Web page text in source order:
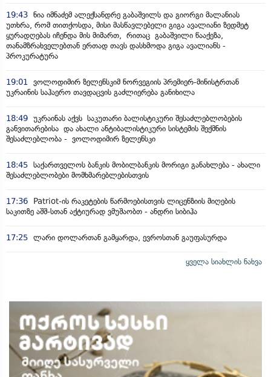
19:43 ნია იმნაძემ ალექსანდრე გაბაშვილს და გიორგი მალანიას
უთხრა, რომ თითქოსდა, მისი მასწავლებელი გიგა ავალიანი ზედმეტ
ყურადღებას იჩენდა მის მიმართ, რითაც გაბაშვილი წააქეზა,
თანამზრახველებთან ერთად თავს დასხმოდა გიგა ავალიანს -
პროკურატურა
19:01 ვოლოდიმირ ზელენსკიმ ნორვეგიის პრემიერ-მინისტრთან
უკრაინის საჰაერო თავდაცვის გაძლიერება განიხილა
18:49 უკრაინას აქვს საკუთარი ბალისტიკური შესაძლებლობების
განვითარებისა და ახალი ანტიბალისტიკური სისტემის შექმნის
შესაძლებლობა - ვოლოდიმირ ზელენსკი
18:45 საქართველოს ბანკის მობილბანკის მორიგი განახლება - ახალი
შესაძლებლობები მომხმარებლებისთვის
17:36
Patriot-ის რაკეტების წარმოებისთვის ლიცენზიის მიღების
საკითზე აშშ-სთან აქტიურად ვმუშაობთ - ანდრი სიბიჰა
17:25 ლარი დოლართან გამყარდა, ევროსთან გაუფასურდა
ყველა სიახლის ნახვა